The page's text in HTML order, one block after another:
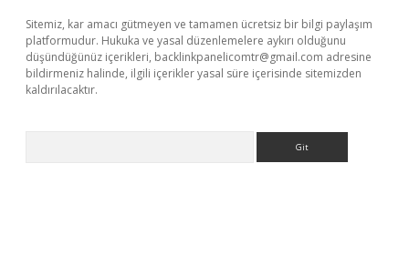
Sitemiz, kar amacı gütmeyen ve tamamen ücretsiz bir bilgi paylaşım
platformudur. Hukuka ve yasal düzenlemelere aykırı olduğunu
düşündüğünüz içerikleri, backlinkpanelicomtr@gmail.com adresine
bildirmeniz halinde, ilgili içerikler yasal süre içerisinde sitemizden
kaldırılacaktır.